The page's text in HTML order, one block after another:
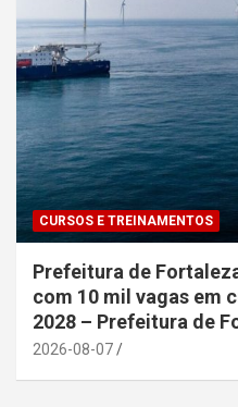
CURSOS E TREINAMENTOS
Prefeitura de
com 10 mil vagas em
2028 – Prefeitura de
2026-08-07